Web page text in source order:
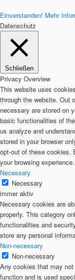
Einverstanden! Mehr
Datenschutz
Schließen
Privacy Overview
This website uses
through the website. Out
necessary are stored on
basic functionalities of
us analyze and
stored in your browser
opt-out of these cookies.
your browsing experience.
Necessary
Necessary
immer aktiv
Necessary cookies are
properly. This category
functionalities and
store any personal
Non-necessary
Non-necessary
Any cookies that may
function and is used